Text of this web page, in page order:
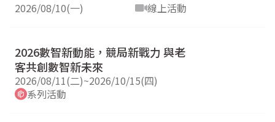
2026/08/10(一) 線上活動
2026數智新動能，競局新戰力 與老
客共創數智新未來
2026/08/11(二)~2026/10/15(四)
系列活動